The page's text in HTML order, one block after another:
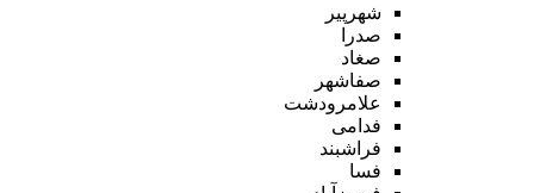
شهرپیر
صدرا
صغاد
صفاشهر
علامرودشت
فدامی
فراشبند
فسا